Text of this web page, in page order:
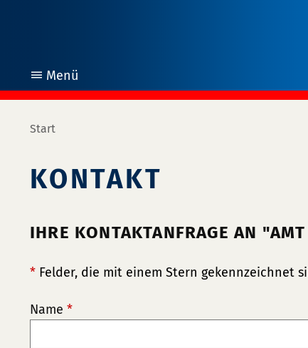
Menü
öffnen
Start
KONTAKT
IHRE KONTAKTANFRAGE AN
* Felder, die mit einem Stern gekennzeichnet
Name *